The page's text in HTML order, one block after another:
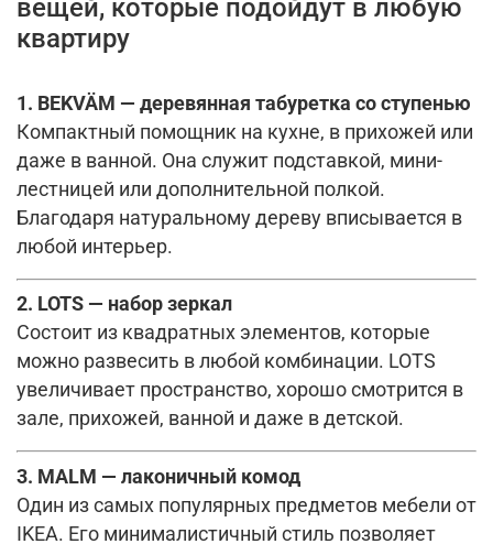
вещей, которые подойдут в любую
квартиру
1. BEKVÄM — деревянная табуретка со ступенью
Компактный помощник на кухне, в прихожей или
даже в ванной. Она служит подставкой, мини-
лестницей или дополнительной полкой.
Благодаря натуральному дереву вписывается в
любой интерьер.
2. LOTS — набор зеркал
Состоит из квадратных элементов, которые
можно развесить в любой комбинации. LOTS
увеличивает пространство, хорошо смотрится в
зале, прихожей, ванной и даже в детской.
3. MALM — лаконичный комод
Один из самых популярных предметов мебели от
IKEA. Его минималистичный стиль позволяет